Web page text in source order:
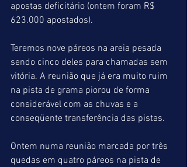
apostas deficitário (ontem foram R$
623.000 apostados).
Teremos nove páreos na areia pesada
sendo cinco deles para chamadas sem
vitória. A reunião que já era muito ruim
na pista de grama piorou de forma
considerável com as chuvas e a
conseqüente transferência das pistas.
Ontem numa reunião marcada por três
quedas em quatro páreos na pista de